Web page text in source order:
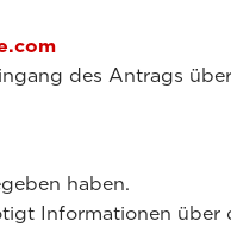
des Antrags
haben.
Informationen über